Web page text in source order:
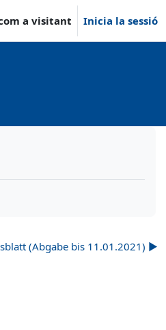
a visitant Inicia la sessió
(Abgabe bis 11.01.2021) ▶︎